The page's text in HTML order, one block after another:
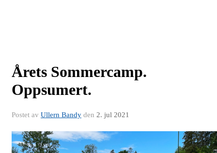
Årets Sommercamp.
Oppsumert.
Postet av Ullern Bandy den 2. jul 2021